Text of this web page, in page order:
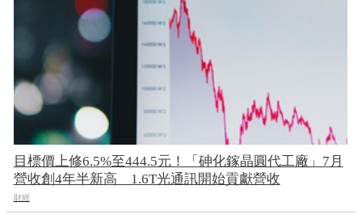
目標價上修6.5%至444.5元！「砷化鎵晶圓代工廠」7月
營收創4年半新高 1.6T光通訊開始貢獻營收
財經